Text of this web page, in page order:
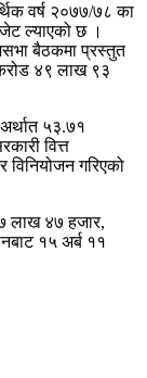
वर्ष २०७७/७८ का
ल्याएको छ ।
बैठकमा प्रस्तुत
४९ लाख ९३
५३.७१
वित्त
गरिएको
लाख ४७ हजार,
१५ अर्ब ११